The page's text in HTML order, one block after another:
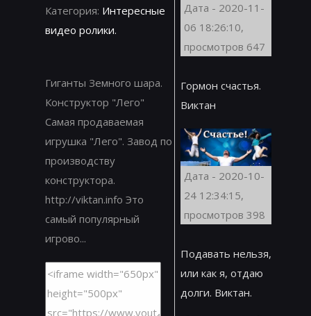
Категория: Интересные
видео ролики.
Гиганты Земного шара.
Конструктор "Лего"
Самая продаваемая
игрушка "Лего". Завод по
производству
конструктора.
http://viktan.info Это
самый популярный
игрово...
Дата - 2020-11-
06 18:26:10,
просмотров 647
Гормон счастья.
Виктан
Дата - 2020-10-
24 12:34:15,
просмотров 398
Подавать нельзя,
или как я, отдаю
долги. Виктан.